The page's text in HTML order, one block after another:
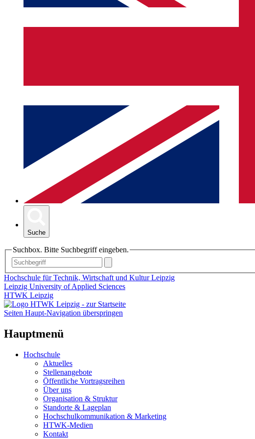
Suche
Suchbox. Bitte Suchbegriff eingeben.
Hochschule für Technik, Wirtschaft und Kultur Leipzig
Leipzig University of Applied Sciences
HTWK Leipzig
Seiten Haupt-Navigation überspringen
Hauptmenü
Hochschule
Aktuelles
Stellenangebote
Öffentliche Vortragsreihen
Über uns
Organisation & Struktur
Standorte & Lageplan
Hochschulkommunikation & Marketing
HTWK-Medien
Kontakt